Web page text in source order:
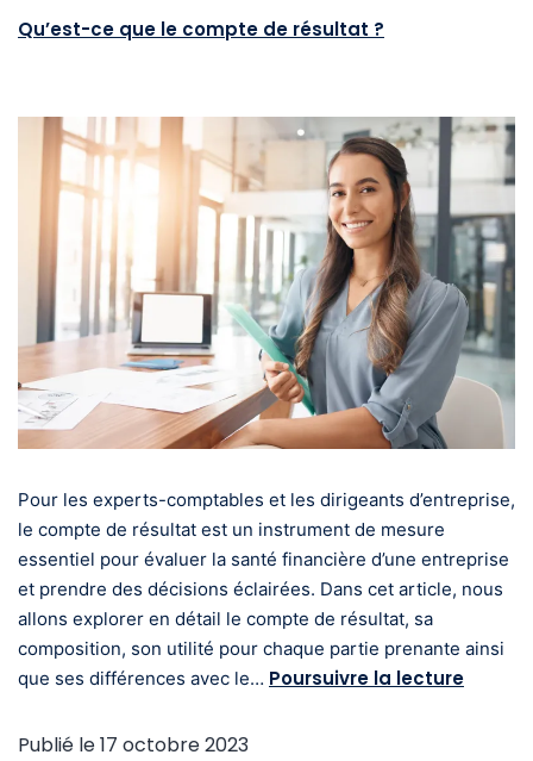
Qu’est-ce que le compte de résultat ?
Pour les experts-comptables et les dirigeants d’entreprise,
le compte de résultat est un instrument de mesure
essentiel pour évaluer la santé financière d’une entreprise
et prendre des décisions éclairées. Dans cet article, nous
allons explorer en détail le compte de résultat, sa
composition, son utilité pour chaque partie prenante ainsi
que ses différences avec le… Poursuivre la lecture
Publié le17 octobre 2023